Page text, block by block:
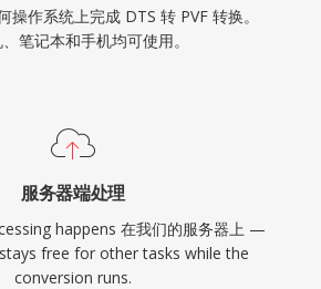
操作系统上完成 DTS 转 PVF 转换。
笔记本和手机均可使用。
服务器端处理
happens 在我们的服务器上 —
free for other tasks while the
conversion runs.